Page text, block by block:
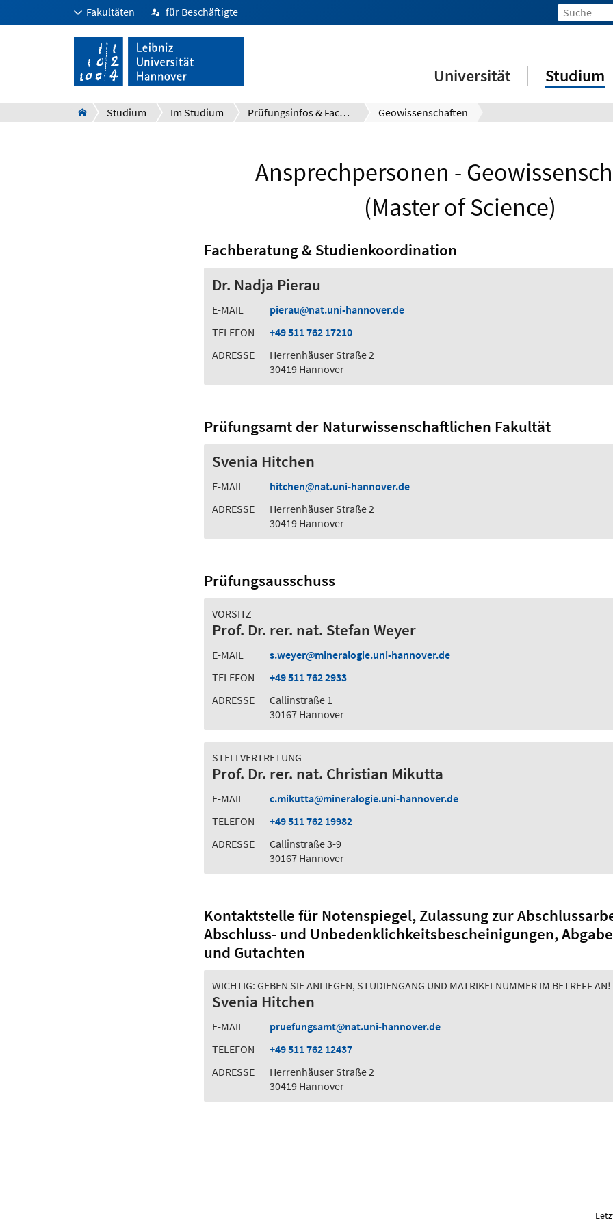
Fakultäten für Beschäftigte
Universität Studium
Studium Im Studium Prüfungsinfos & Fachberatung Geowissenschaften
Ansprechpersonen -
(Master of Science)
Fachberatung & Studienkoordination
Dr. Nadja Pierau
E-MAIL pierau
nat.uni-hannover.de
TELEFON
+49 511 762 17210
ADRESSE
Herrenhäuser Straße 2
30419 Hannover
Prüfungsamt der Naturwissenschaftlichen Fakultät
Svenia Hitchen
E-MAIL hitchen
nat.uni-hannover.de
ADRESSE
Herrenhäuser Straße 2
30419 Hannover
Prüfungsausschuss
VORSITZ
Prof. Dr. rer. nat. Stefan Weyer
E-MAIL s.weyer
mineralogie.uni-hannover.de
TELEFON
+49 511 762 2933
ADRESSE
Callinstraße 1
30167 Hannover
STELLVERTRETUNG
Prof. Dr. rer. nat. Christian Mikutta
E-MAIL c.mikutta
mineralogie.uni-hannover.de
TELEFON
+49 511 762 19982
ADRESSE
Callinstraße 3-9
30167 Hannover
Kontaktstelle für Notenspiegel, Zulassung zur
Abschluss- und Unbedenklichkeitsbescheinigungen,
und Gutachten
WICHTIG: GEBEN SIE ANLIEGEN, STUDIENGANG UND MATRIKELNUMMER IM BETREFF AN!
Svenia Hitchen
E-MAIL pruefungsamt
nat.uni-hannover.de
TELEFON
+49 511 762 12437
ADRESSE
Herrenhäuser Straße 2
30419 Hannover